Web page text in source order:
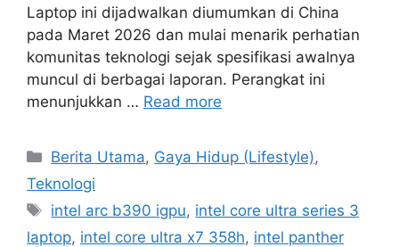
Laptop ini dijadwalkan diumumkan di China
pada Maret 2026 dan mulai menarik perhatian
komunitas teknologi sejak spesifikasi awalnya
muncul di berbagai laporan. Perangkat ini
menunjukkan … Read more
Categories
Berita Utama, Gaya Hidup (Lifestyle),
Teknologi
Tags
intel arc b390 igpu, intel core ultra series 3
laptop, intel core ultra x7 358h, intel panther